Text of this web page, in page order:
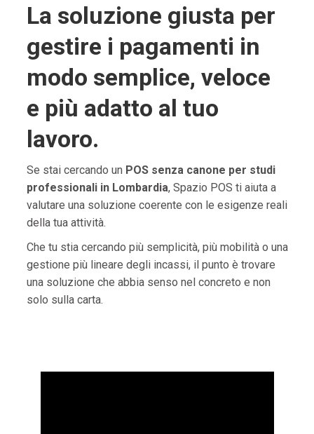
La soluzione giusta per
gestire i pagamenti in
modo semplice, veloce
e più adatto al tuo
lavoro.
Se stai cercando un POS senza canone per studi
professionali in Lombardia, Spazio POS ti aiuta a
valutare una soluzione coerente con le esigenze reali
della tua attività.
Che tu stia cercando più semplicità, più mobilità o una
gestione più lineare degli incassi, il punto è trovare
una soluzione che abbia senso nel concreto e non
solo sulla carta.